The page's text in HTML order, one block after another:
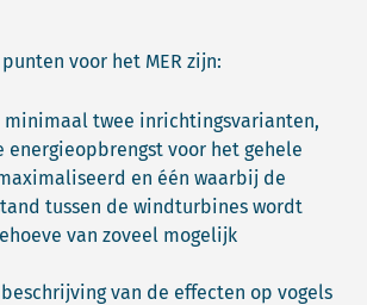
voor het MER zijn:
minimaal twee inrichtingsvarianten,
energieopbrengst voor het gehele
en één waarbij de
tussen de windturbines wordt
van zoveel mogelijk
van de effecten op vogels